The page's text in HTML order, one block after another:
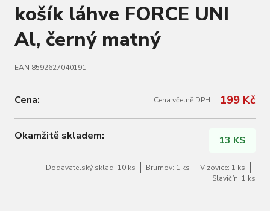
košík láhve FORCE UNI
Al, černý matný
EAN 8592627040191
Cena: Cena včetně DPH 199 Kč
Okamžitě skladem: 13 KS
Dodavatelský sklad: 10 ks Brumov: 1 ks
Vizovice: 1 ks
Slavičín: 1 ks